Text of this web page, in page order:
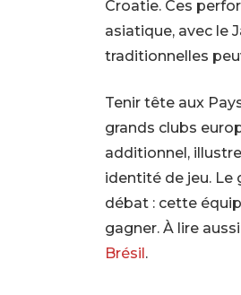
Croatie. Ces
asiatique, avec le
traditionnelles
Tenir tête aux
grands clubs
additionnel,
identité de jeu. Le
débat : cette
gagner. À lire aussi
Brésil.